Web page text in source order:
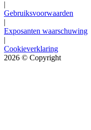
|
Gebruiksvoorwaarden
|
Exposanten waarschuwing
|
Cookieverklaring
2026 © Copyright